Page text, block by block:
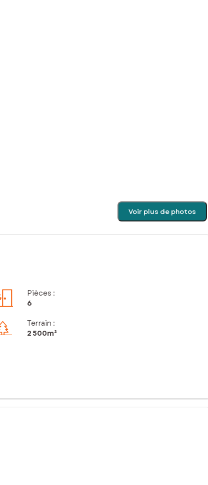
Voir plus de photos
Pièces :
6
Terrain :
2 500m²
de vie rare, sans vis-à-vis, sur plus de 2 500 m² de